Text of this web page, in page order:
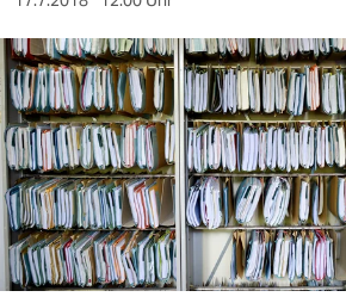
berlin
nord
wahrheit
verlag
verlag